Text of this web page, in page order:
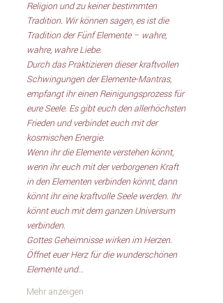
Religion und zu keiner bestimmten
Tradition. Wir können sagen, es ist die
Tradition der Fünf Elemente – wahre,
wahre, wahre Liebe.
Durch das Praktizieren dieser kraftvollen
Schwingungen der Elemente-Mantras,
empfangt ihr einen Reinigungsprozess für
eure Seele. Es gibt euch den allerhöchsten
Frieden und verbindet euch mit der
kosmischen Energie.
Wenn ihr die Elemente verstehen könnt,
wenn ihr euch mit der verborgenen Kraft
in den Elementen verbinden könnt, dann
könnt ihr eine kraftvolle Seele werden. Ihr
könnt euch mit dem ganzen Universum
verbinden.
Gottes Geheimnisse wirken im Herzen.
Öffnet euer Herz für die wunderschönen
Elemente und…
Mehr anzeigen